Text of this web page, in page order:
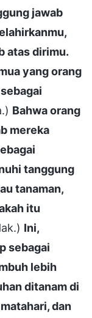
jawab
atas dirimu.
yang orang
Bahwa orang
mereka
tanggung
tanaman,
itu
Ini,
sebagai
lebih
ditanam di
dan